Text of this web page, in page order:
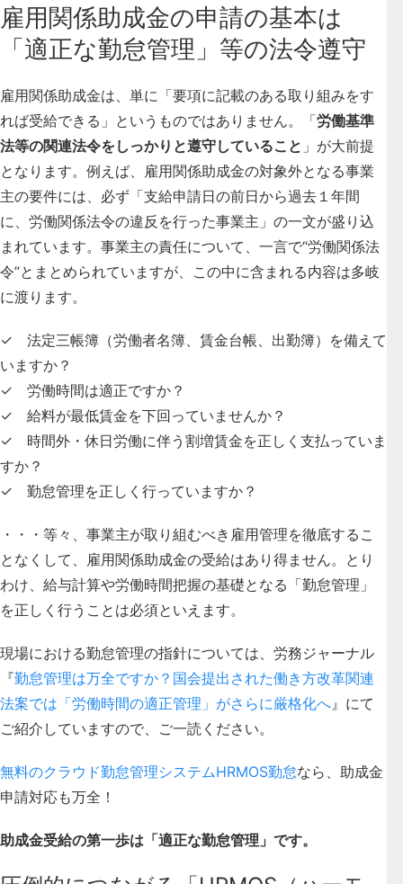
雇用関係助成金の申請の基本は
「適正な勤怠管理」等の法令遵守
雇用関係助成金は、単に「要項に記載のある取り組みをす
れば受給できる」というものではありません。「労働基準
法等の関連法令をしっかりと遵守していること 」が大前提
となります。例えば、雇用関係助成金の対象外となる事業
主の要件には、必ず「支給申請日の前日から過去１年間
に、労働関係法令の違反を行った事業主」の一文が盛り込
まれています。事業主の責任について、一言で“労働関係法
令”とまとめられていますが、この中に含まれる内容は多岐
に渡ります。
✓ 法定三帳簿（労働者名簿、賃金台帳、出勤簿）を備えて
いますか？
✓ 労働時間は適正ですか？
✓ 給料が最低賃金を下回っていませんか？
✓ 時間外・休日労働に伴う割増賃金を正しく支払っていま
すか？
✓ 勤怠管理を正しく行っていますか？
・・・等々、事業主が取り組むべき雇用管理を徹底するこ
となくして、雇用関係助成金の受給はあり得ません。 とり
わけ、給与計算や労働時間把握の基礎となる「勤怠管理」
を正しく行うことは必須といえます。
現場における勤怠管理の指針については、労務ジャーナル
『勤怠管理は万全ですか？国会提出された働き方改革関連
法案では「労働時間の適正管理」がさらに厳格化へ 』にて
ご紹介していますので、ご一読ください。
無料のクラウド勤怠管理システムHRMOS勤怠なら、助成金
申請対応も万全！
助成金受給の第一歩は「適正な勤怠管理」です。